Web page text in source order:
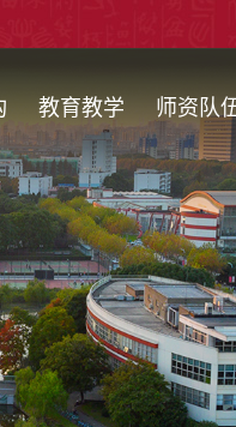
教育教学 师资队